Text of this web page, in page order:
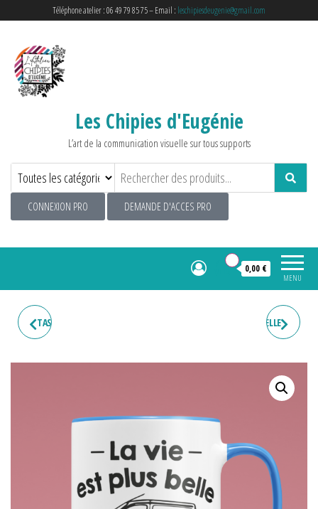
Téléphone atelier : 06 49 79 85 75 – Email : leschipiesdeugenie@gmail.com
Les Chipies d'Eugénie
L’art de la communication visuelle sur tous supports
CONNEXION PRO DEMANDE D'ACCES PRO
MENU
0,00 €
TASSE "LA VIE EST PLUS BELLE TASSE "LA VIE EST PLUS BELLE